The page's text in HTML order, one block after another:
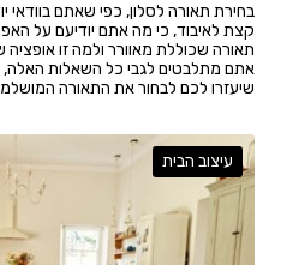
בחירת תאורה לסלון, כפי שאתם בוודאי
קצת לאיבוד, כי מה אתם יודיעם על
תאורה שכוללת מאוורר ולמה זו
אתם מתלבטים לגבי כל השאלות
שיעזרו לכם לבחור את התאורה
עיצוב הבית